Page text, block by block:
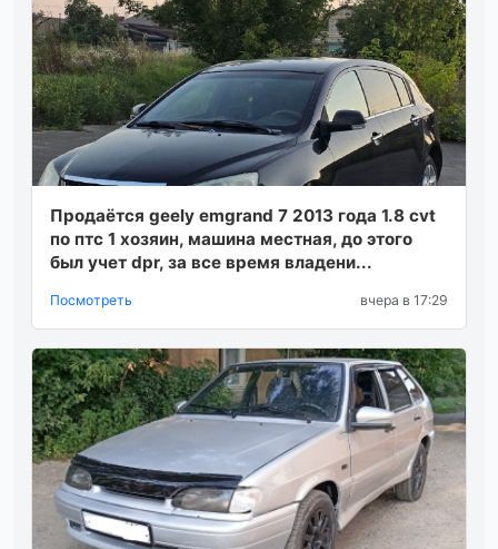
Продаётся geely emgrand 7 2013 года 1.8 cvt
по птс 1 хозяин, машина местная, до этого
был учет dpr, за все время владени...
Посмотреть вчера в 17:29